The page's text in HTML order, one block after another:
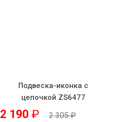
Подвеска-иконка с
цепочкой ZS6477
2 190 ₽ 2 305₽